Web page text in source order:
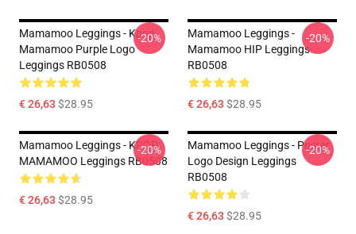
Mamamoo Leggings - Kpop
Mamamoo Purple Logo
Leggings RB0508
€ 26,63 $28.95
-20%
Mamamoo Leggings -
Mamamoo HIP Leggings
RB0508
€ 26,63 $28.95
-20%
Mamamoo Leggings - KPOP
MAMAMOO Leggings RB0508
€ 26,63 $28.95
-20%
Mamamoo Leggings - Poster
Logo Design Leggings
RB0508
€ 26,63 $28.95
-20%